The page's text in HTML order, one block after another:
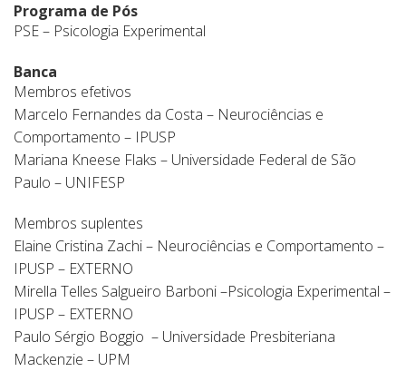
Programa de Pós
PSE – Psicologia Experimental
Banca
Membros efetivos
Marcelo Fernandes da Costa – Neurociências e
Comportamento – IPUSP
Mariana Kneese Flaks – Universidade Federal de São
Paulo – UNIFESP
Membros suplentes
Elaine Cristina Zachi – Neurociências e Comportamento –
IPUSP – EXTERNO
Mirella Telles Salgueiro Barboni –Psicologia Experimental –
IPUSP – EXTERNO
Paulo Sérgio Boggio – Universidade Presbiteriana
Mackenzie – UPM